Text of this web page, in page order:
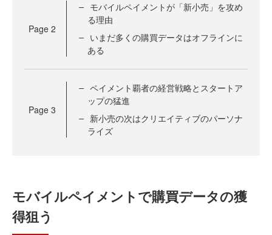
Page 2
モバイルペイメントが「新小売」を攻め
る理由
いまだ多くの購買データはオフラインに
ある
Page 3
ペイメント覇者の経営戦略とスタートア
ップの猛進
新小売の次はクリエイティブのパーソナ
ライズ
モバイルペイメントで購買データの獲
得狙う